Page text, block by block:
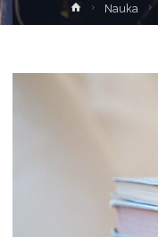
Strona
główna
Nauka